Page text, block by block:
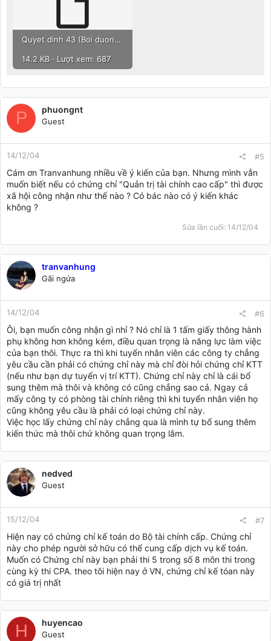
Quyet dinh 43 (Boi duong ke toan truong).zip
14.2 KB · Lượt xem: 687
P phuongnt
Guest
14/12/04 #5
Cám ơn Tranvanhung nhiều về ý kiến của bạn. Nhưng mình vẫn
muốn biết nếu có chứng chỉ "Quản trị tài chính cao cấp" thì được
xã hội công nhận như thế nào ? Có bác nào có ý kiến khác
không ?
Sửa lần cuối: 14/12/04
tranvanhung
Gãi ngứa
14/12/04 #6
Ôi, bạn muốn công nhận gì nhỉ ? Nó chỉ là 1 tấm giấy thông hành
phụ không hơn không kém, điều quan trọng là năng lực làm việc
của bạn thôi. Thực ra thì khi tuyển nhân viên các công ty chẳng
yêu cầu cần phải có chứng chỉ này mà chỉ đòi hỏi chứng chỉ KTT
(nếu như bạn dự tuyển vị trí KTT). Chứng chỉ này chỉ là cái bổ
sung thêm mà thôi và không có cũng chẳng sao cả. Ngay cả
mấy công ty có phòng tài chính riêng thì khi tuyển nhân viên họ
cũng không yêu cầu là phải có loại chứng chỉ này.
Việc học lấy chứng chỉ này chẳng qua là mình tự bổ sung thêm
kiến thức mà thôi chứ không quan trọng lắm.
nedved
Guest
15/12/04 #7
Hiện nay có chứng chỉ kế toán do Bộ tài chính cấp. Chứng chỉ
này cho phép người sở hữu có thể cung cấp dịch vụ kế toán.
Muốn có Chứng chỉ này bạn phải thi 5 trong số 8 môn thi trong
cùng kỳ thi CPA. theo tôi hiện nay ở VN, chứng chỉ kế tóan này
có giá trị nhất
H huyencao
Guest